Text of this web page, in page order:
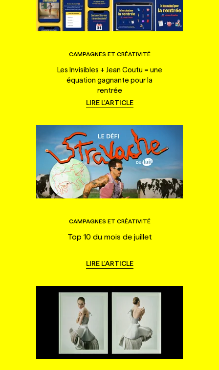
CAMPAGNES ET CRÉATIVITÉ
Les Invisibles + Jean Coutu = une
équation gagnante pour la
rentrée
LIRE L'ARTICLE
CAMPAGNES ET CRÉATIVITÉ
Top 10 du mois de juillet
LIRE L'ARTICLE